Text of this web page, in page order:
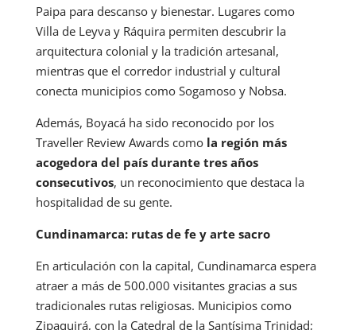
Paipa para descanso y bienestar. Lugares como
Villa de Leyva y Ráquira permiten descubrir la
arquitectura colonial y la tradición artesanal,
mientras que el corredor industrial y cultural
conecta municipios como Sogamoso y Nobsa.
Además, Boyacá ha sido reconocido por los
Traveller Review Awards como la región más
acogedora del país durante tres años
consecutivos, un reconocimiento que destaca la
hospitalidad de su gente.
Cundinamarca: rutas de fe y arte sacro
En articulación con la capital, Cundinamarca espera
atraer a más de 500.000 visitantes gracias a sus
tradicionales rutas religiosas. Municipios como
Zipaquirá, con la Catedral de la Santísima Trinidad;